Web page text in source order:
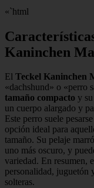
«`html
Kaninchen
El Teckel Kaninchen
«dachshund» o «perro
tamaño compacto y su
un cuerpo alargado y
Este perro suele
opción ideal para
tamaño. Su pelaje
uno más oscuro, y
variedad. En resumen,
personalidad, juguetón
solteras.